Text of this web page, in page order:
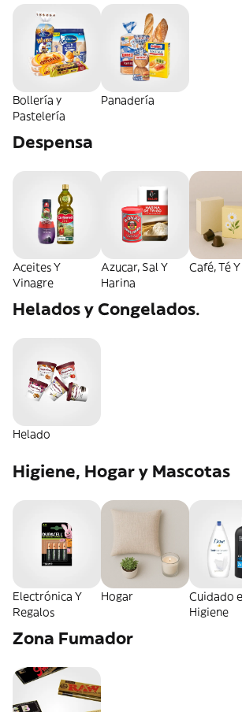
Bollería y
Pastelería
Panadería
Despensa
Aceites Y
Vinagre
Azucar, Sal Y
Harina
Café, Té
Helados y Congelados.
Helado
Higiene, Hogar y Mascotas
Electrónica Y
Regalos
Hogar
Cuidado e
Higiene
Zona Fumador